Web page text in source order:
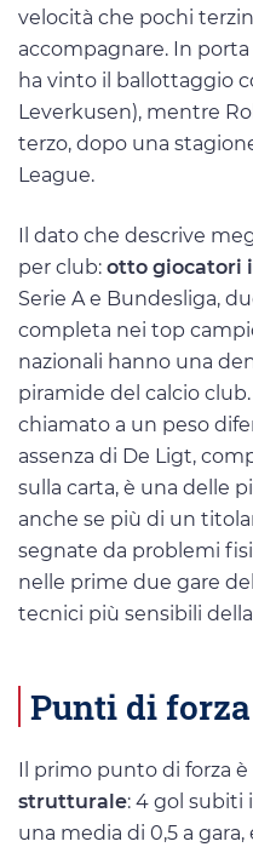
velocità che pochi
accompagnare. In
ha vinto il ballottaggio
Leverkusen), mentre
terzo, dopo una
League.
Il dato che descrive
per club: otto giocatori
Serie A e Bundesliga,
completa nei top
nazionali hanno una
piramide del calcio
chiamato a un peso
assenza di De Ligt,
sulla carta, è una delle
anche se più di un
segnate da problemi
nelle prime due gare
tecnici più sensibili
Punti di
Il primo punto di forza è
strutturale: 4 gol subiti
una media di 0,5 a